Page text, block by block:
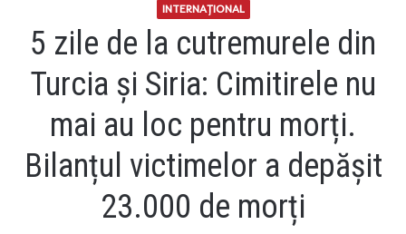
INTERNAŢIONAL
5 zile de la cutremurele din
Turcia și Siria: Cimitirele nu
mai au loc pentru morți.
Bilanțul victimelor a depășit
23.000 de morți